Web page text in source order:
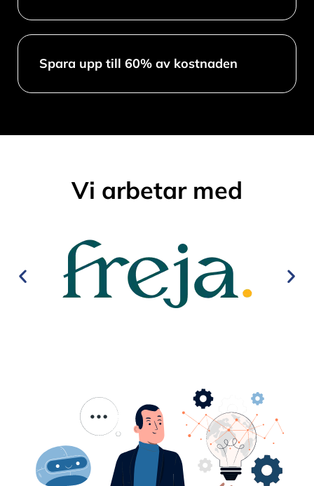
Spara upp till 60% av kostnaden
Vi arbetar med